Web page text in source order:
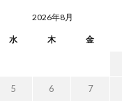
2026年8月
水 木 金
5 6 7